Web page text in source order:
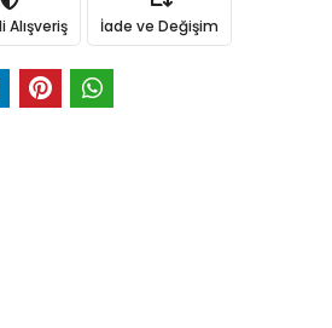
Alışveriş İade ve Değişim